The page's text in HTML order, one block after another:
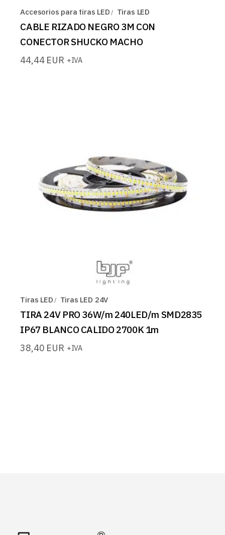
Accesorios para tiras LED Tiras LED
CABLE RIZADO NEGRO 3M CON
CONECTOR SHUCKO MACHO
44,44 EUR +IVA
Tiras LED Tiras LED 24V
TIRA 24V PRO 36W/m 240LED/m SMD2835
IP67 BLANCO CALIDO 2700K 1m
38,40 EUR +IVA